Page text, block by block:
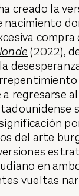
creado la
nacimiento
(2022),
a regresarse
del arte
en
vueltas